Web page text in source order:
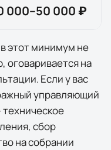
000–50 000 ₽
этот минимум не
оговаривается на
Если у вас
управляющий
сбор
на собрании